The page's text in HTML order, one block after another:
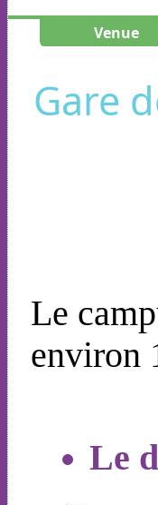
Venue
Gare
Le
environ
Le